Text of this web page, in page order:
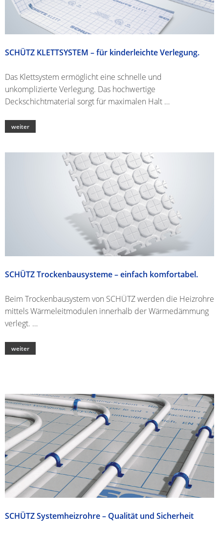
SCHÜTZ KLETTSYSTEM – für kinderleichte Verlegung.
Das Klettsystem ermöglicht eine schnelle und
unkomplizierte Verlegung. Das hochwertige
Deckschichtmaterial sorgt für maximalen Halt …
weiter
SCHÜTZ Trockenbausysteme – einfach komfortabel.
Beim Trockenbausystem von SCHÜTZ werden die Heizrohre
mittels Wärmeleitmodulen innerhalb der Wärmedämmung
verlegt. …
weiter
SCHÜTZ Systemheizrohre – Qualität und Sicherheit